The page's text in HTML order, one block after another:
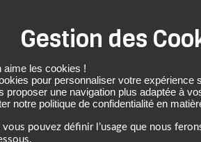
les cookies !
pour personnaliser votre expérience
proposer une navigation plus adaptée à
notre politique de confidentialité en
pouvez définir l’usage que nous